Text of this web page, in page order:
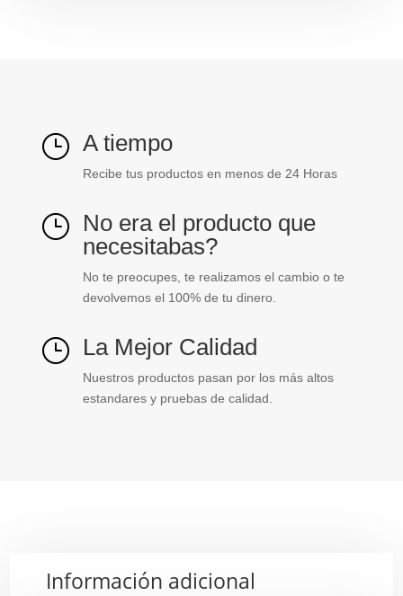
} A tiempo
Recibe tus productos en menos de 24 Horas
} No era el producto que
necesitabas?
No te preocupes, te realizamos el cambio o te
devolvemos el 100% de tu dinero.
} La Mejor Calidad
Nuestros productos pasan por los más altos
estandares y pruebas de calidad.
Información adicional